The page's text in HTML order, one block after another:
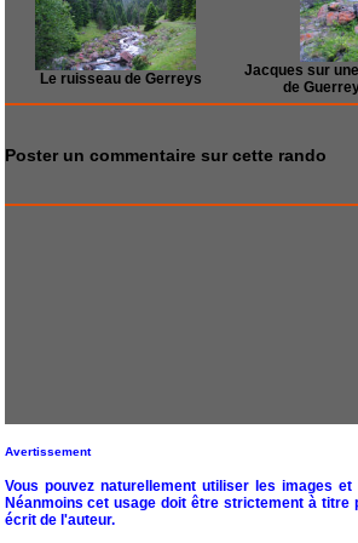
Le ruisseau de Gerreys
Jacques sur
de
Poster un commentaire sur cette rando
Avertissement
Vous pouvez naturellement utiliser les images
Néanmoins cet usage doit être strictement à
écrit de l'auteur.